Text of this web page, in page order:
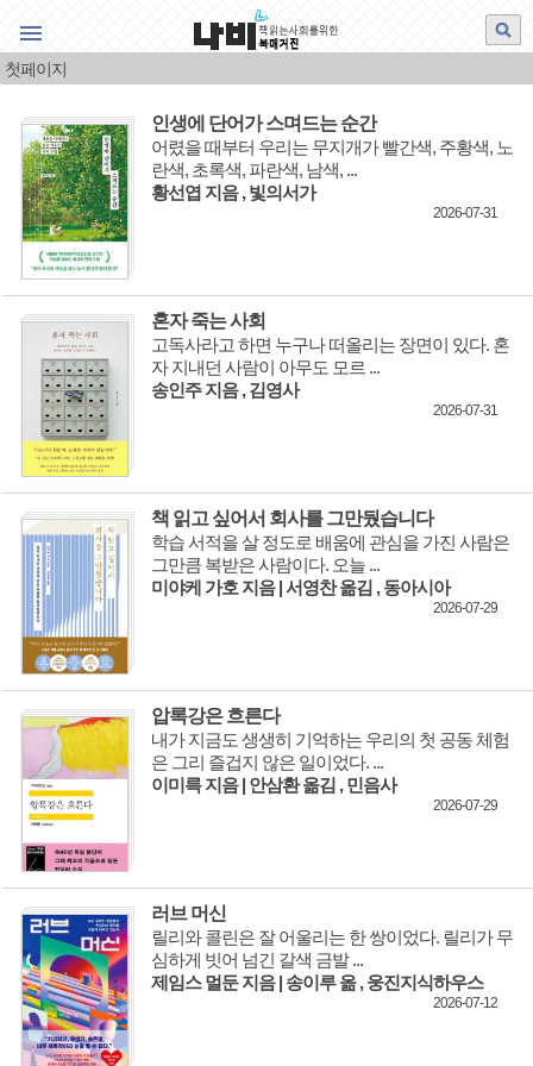
책 읽는 사회를 위한 북매거진
웹진나비
특집
책과생각
신간 제1장 공개
그림·책·그림책
책과 사람
서평
이 한 대목
영상 나비
영상 북리뷰
오늘의 공부
생각하는 사전
연재
미술 초보의 미술 수다
이미선의 그리스 신화 읽기
황주리의 그림소설 ‘네버랜드 다이어리'
유토피아/디스토피아 문학 이야기
이명호의 '감정의 산책자'
정윤수의 ‘서문이라도 읽자’
정여울의 ‘고전 캐릭터 열전’
이삼출의 '영시로 읽는 사람 이야기'
첫페이지
인생에 단어가 스며드는 순간
어렸을 때부터 우리는 무지개가 빨간색, 주황색, 노
란색, 초록색, 파란색, 남색, ...
황선엽 지음 , 빛의서가
2026-07-31
혼자 죽는 사회
고독사라고 하면 누구나 떠올리는 장면이 있다. 혼
자 지내던 사람이 아무도 모르 ...
송인주 지음 , 김영사
2026-07-31
책 읽고 싶어서 회사를 그만뒀습니다
학습 서적을 살 정도로 배움에 관심을 가진 사람은
그만큼 복받은 사람이다. 오늘 ...
미야케 가호 지음 | 서영찬 옮김 , 동아시아
2026-07-29
압록강은 흐른다
내가 지금도 생생히 기억하는 우리의 첫 공동 체험
은 그리 즐겁지 않은 일이었다. ...
이미륵 지음 | 안삼환 옮김 , 민음사
2026-07-29
러브 머신
릴리와 콜린은 잘 어울리는 한 쌍이었다. 릴리가 무
심하게 빗어 넘긴 갈색 금발 ...
제임스 멀둔 지음 | 송이루 옮 , 웅진지식하우스
2026-07-12